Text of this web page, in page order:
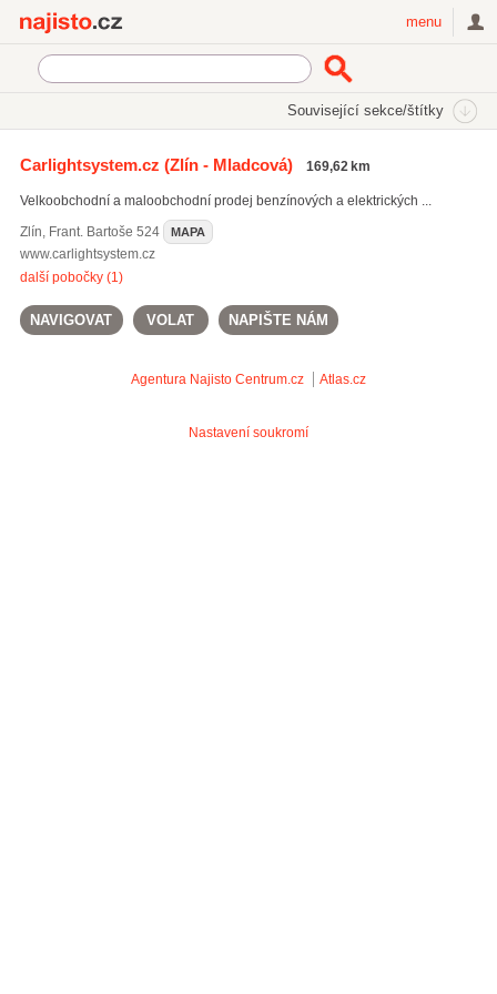
menu
Související sekce/štítky
silniční skútry(207)
LED žárovky (205)
Carlightsystem.cz (Zlín - Mladcová) 169,62 km
Velkoobchodní a maloobchodní prodej benzínových a elektrických ...
Zlín, Frant. Bartoše 524 MAPA
www.carlightsystem.cz
další pobočky (1)
NAVIGOVAT VOLAT NAPIŠTE NÁM
Agentura Najisto Centrum.cz Atlas.cz
Nastavení soukromí